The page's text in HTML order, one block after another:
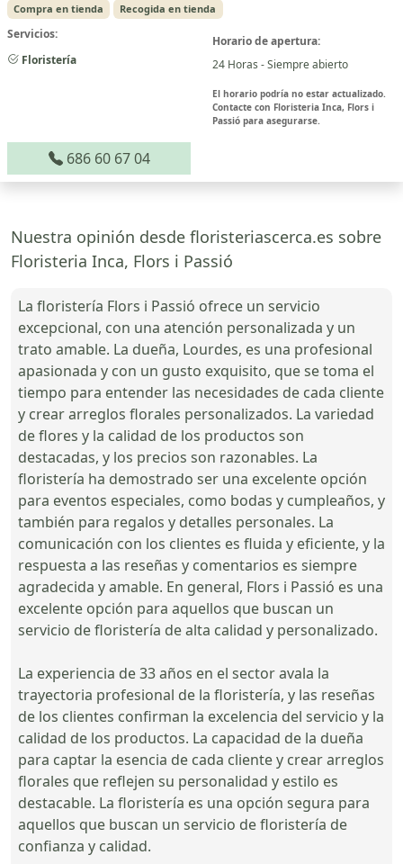
Compra en tienda
Recogida en tienda
Servicios:
Floristería
Horario de apertura:
24 Horas - Siempre abierto
El horario podría no estar actualizado.
Contacte con Floristeria Inca, Flors i
Passió para asegurarse.
686 60 67 04
Nuestra opinión desde floristeriascerca.es sobre
Floristeria Inca, Flors i Passió
La floristería Flors i Passió ofrece un servicio
excepcional, con una atención personalizada y un
trato amable. La dueña, Lourdes, es una profesional
apasionada y con un gusto exquisito, que se toma el
tiempo para entender las necesidades de cada cliente
y crear arreglos florales personalizados. La variedad
de flores y la calidad de los productos son
destacadas, y los precios son razonables. La
floristería ha demostrado ser una excelente opción
para eventos especiales, como bodas y cumpleaños, y
también para regalos y detalles personales. La
comunicación con los clientes es fluida y eficiente, y la
respuesta a las reseñas y comentarios es siempre
agradecida y amable. En general, Flors i Passió es una
excelente opción para aquellos que buscan un
servicio de floristería de alta calidad y personalizado.
La experiencia de 33 años en el sector avala la
trayectoria profesional de la floristería, y las reseñas
de los clientes confirman la excelencia del servicio y la
calidad de los productos. La capacidad de la dueña
para captar la esencia de cada cliente y crear arreglos
florales que reflejen su personalidad y estilo es
destacable. La floristería es una opción segura para
aquellos que buscan un servicio de floristería de
confianza y calidad.